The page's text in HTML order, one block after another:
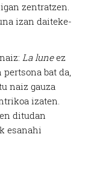
zentratzen.
izan daiteke-
La luneez
bat da,
naiz gauza
izaten.
ditudan
esanahi